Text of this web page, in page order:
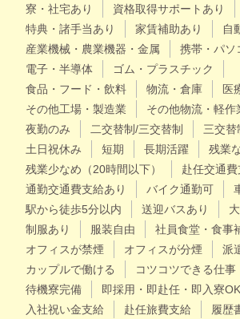
寮・社宅あり
資格取得サポートあり
特典・諸手当あり
家賃補助あり
自
産業機械・農業機器・金属
携帯・パソ
電子・半導体
ゴム・プラスチック
食品・フード・飲料
物流・倉庫
医
その他工場・製造業
その他物流・軽作
夜勤のみ
二交替制/三交替制 三交替
土日祝休み
短期 長期活躍
残業
残業少なめ（20時間以下）
赴任交通費
通勤交通費支給あり
バイク通勤可
駅から徒歩5分以内
送迎バスあり
制服あり
服装自由
社員食堂・食事
オフィスが禁煙
オフィスが分煙
派
カップルで働ける
コツコツできる仕事
待機寮完備
即採用・即赴任・即入寮OK
入社祝い金支給
赴任旅費支給 履歴